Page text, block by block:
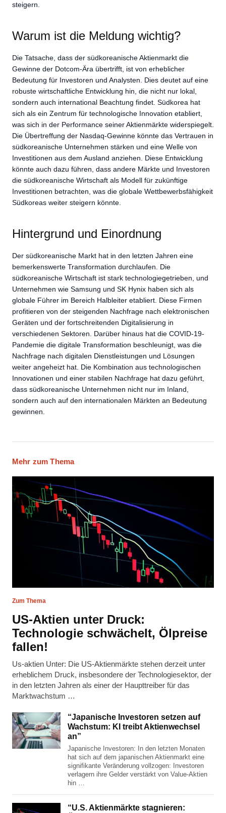
steigern.
Warum ist die Meldung wichtig?
Die Tatsache, dass der südkoreanische Aktienmarkt die
Gewinne der Dotcom-Ära übertrifft, ist von erheblicher
Bedeutung für Investoren und Analysten. Dies deutet auf eine
robuste wirtschaftliche Entwicklung hin, die nicht nur lokal,
sondern auch international Beachtung findet. Südkorea hat
sich als ein Zentrum für technologische Innovation etabliert,
was sich in der Performance seiner Aktienmärkte widerspiegelt.
Die Übertreffung der Nasdaq-Gewinne könnte das Vertrauen in
südkoreanische Unternehmen stärken und eine Welle von
Investitionen aus dem Ausland anziehen. Diese Entwicklung
könnte auch dazu führen, dass andere Märkte und Investoren
die südkoreanische Wirtschaft als Modell für zukünftige
Investitionen betrachten, was die globale Wettbewerbsfähigkeit
Südkoreas weiter steigern könnte.
Hintergrund und Einordnung
Der südkoreanische Markt hat in den letzten Jahren eine
bemerkenswerte Transformation durchlaufen. Die
südkoreanische Wirtschaft ist stark technologiegetrieben, und
Unternehmen wie Samsung und SK Hynix haben sich als
globale Führer im Bereich Halbleiter etabliert. Diese Firmen
profitieren von der steigenden Nachfrage nach elektronischen
Geräten und der fortschreitenden Digitalisierung in
verschiedenen Sektoren. Darüber hinaus hat die COVID-19-
Pandemie die digitale Transformation beschleunigt, was die
Nachfrage nach digitalen Dienstleistungen und Lösungen
weiter angeheizt hat. Die Kombination aus technologischen
Innovationen und einer stabilen Nachfrage hat dazu geführt,
dass südkoreanische Unternehmen nicht nur im Inland,
sondern auch auf den internationalen Märkten an Bedeutung
gewinnen.
Mehr zum Thema
Zum Thema
US-Aktien unter Druck:
Technologie schwächelt, Ölpreise
fallen!
Us-aktien Unter: Die US-Aktienmärkte stehen derzeit unter
erheblichem Druck, insbesondere der Technologiesektor, der
in den letzten Jahren als einer der Haupttreiber für das
Marktwachstum …
“Japanische Investoren setzen auf
Wachstum: KI treibt Aktienwechsel
an”
Japanische Investoren: In den letzten Monaten
hat sich auf dem japanischen Aktienmarkt eine
signifikante Veränderung vollzogen: Investoren
verlagern ihre Gelder verstärkt von Value-Aktien
hin …
“U.S. Aktienmärkte stagnieren: